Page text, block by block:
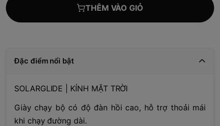
THÊM VÀO GIỎ
Đặc điểm nổi bật
SOLARGLIDE | KÍNH MẶT TRỜI
Giày chạy bộ có độ đàn hồi cao, hỗ trợ thoải mái
khi chạy đường dài.